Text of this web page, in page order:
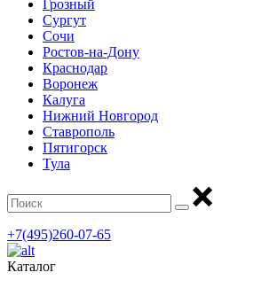
Грозный
Сургут
Сочи
Ростов-на-Дону
Краснодар
Воронеж
Калуга
Нижний Новгород
Ставрополь
Пятигорск
Тула
+7(495)260-07-65
Каталог